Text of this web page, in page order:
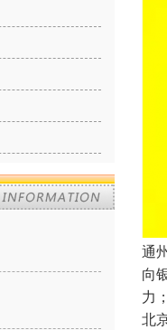
通
向
力
北